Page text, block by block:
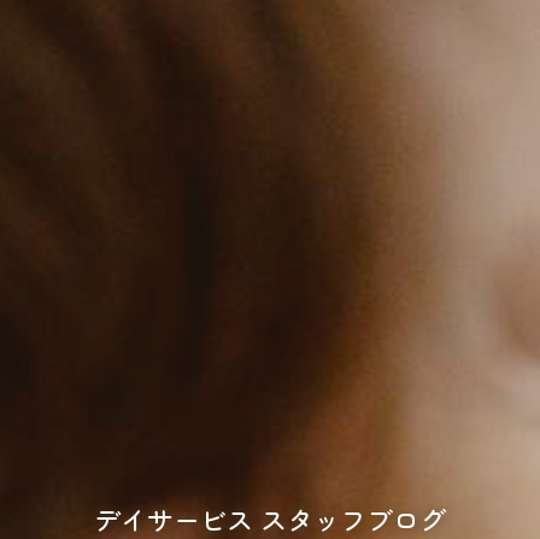
デイサービス スタッフブログ